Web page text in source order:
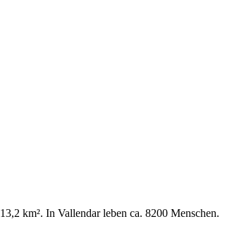
km². In Vallendar leben ca. 8200 Menschen.